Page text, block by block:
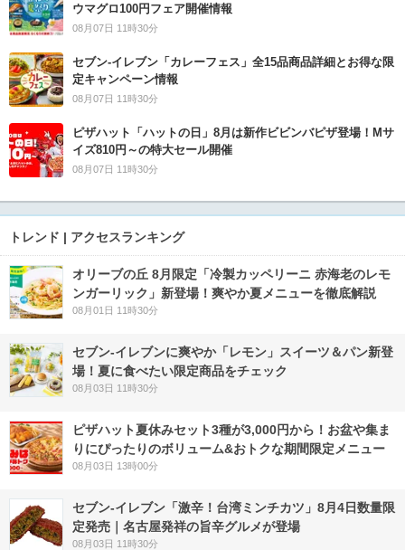
ウマグロ100円フェア開催情報
08月07日 11時30分
セブン‐イレブン「カレーフェス」全15品商品詳細とお得な限
定キャンペーン情報
08月07日 11時30分
ピザハット「ハットの日」8月は新作ビビンバピザ登場！Mサ
イズ810円～の特大セール開催
08月07日 11時30分
トレンド | アクセスランキング
オリーブの丘 8月限定「冷製カッペリーニ 赤海老のレモ
ンガーリック」新登場！爽やか夏メニューを徹底解説
08月01日 11時30分
セブン‐イレブンに爽やか「レモン」スイーツ＆パン新登
場！夏に食べたい限定商品をチェック
08月03日 11時30分
ピザハット夏休みセット3種が3,000円から！お盆や集ま
りにぴったりのボリューム&おトクな期間限定メニュー
08月03日 13時00分
セブン-イレブン「激辛！台湾ミンチカツ」8月4日数量限
定発売｜名古屋発祥の旨辛グルメが登場
08月03日 11時30分